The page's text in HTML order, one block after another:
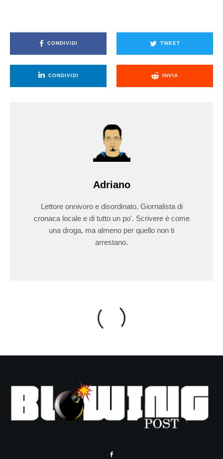
CONDIVIDI TWEET
CONDIVIDI INVIA
Adriano
Lettore onnivoro e disordinato. Giornalista di
cronaca locale e di tutto un po'. Scrivere è come
una droga, ma almeno per quello non ti
arrestano.